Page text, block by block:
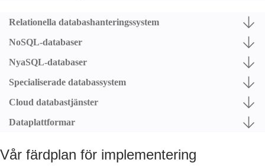
Relationella databashanteringssystem
NoSQL-databaser
NyaSQL-databaser
Specialiserade databassystem
Cloud databastjänster
Dataplattformar
Vår färdplan för implementering